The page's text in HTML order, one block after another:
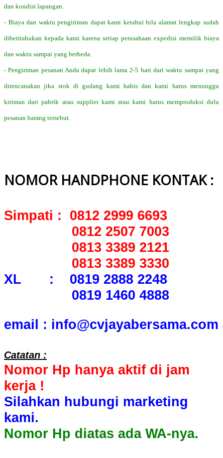
dan kondisi lapangan.
- Biaya dan waktu pengiriman dapat kami ketahui bila alamat lengkap sudah
diberitahukan kepada kami karena setiap perusahaan expedisi memilik biaya
dan waktu sampai yang berbeda.
- Pengiriman pesanan Anda dapat lebih lama 2-5 hari dari waktu sampai yang
direncanakan jika stok di gudang kami habis dan kami harus menunggu
kiriman dari pabrik atau supplier kami atau kami harus memproduksi dulu
pesanan barang tersebut.
NOMOR HANDPHONE KONTAK :
Simpati : 0812 2999 6693
0812 2507 7003
0813 3389 2121
0813 3389 3330
XL : 0819 2888 2248
0819 1460 4888
email : info@cvjayabersama.com
Catatan :
Nomor Hp hanya aktif di jam
kerja !
Silahkan hubungi marketing
kami.
Nomor Hp diatas ada WA-nya.